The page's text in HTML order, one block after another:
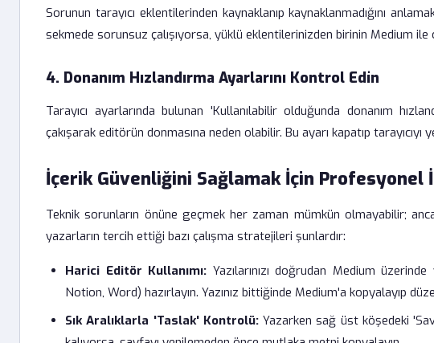
Sorunun tarayıcı eklentilerinden kaynaklanıp kaynaklanmadığını
sekmede sorunsuz çalışıyorsa, yüklü eklentilerinizden birinin Medium ile
4. Donanım Hızlandırma Ayarlarını Kontrol Edin
Tarayıcı ayarlarında bulunan 'Kullanılabilir olduğunda donanım
çakışarak editörün donmasına neden olabilir. Bu ayarı kapatıp tarayıcıyı
İçerik Güvenliğini Sağlamak İçin Profesyonel
Teknik sorunların önüne geçmek her zaman mümkün olmayabilir;
yazarların tercih ettiği bazı çalışma stratejileri şunlardır:
Harici Editör Kullanımı: Yazılarınızı doğrudan Medium
Notion, Word) hazırlayın. Yazınız bittiğinde Medium'a kopyalayıp
Sık Aralıklarla 'Taslak' Kontrolü:Yazarken sağ üst köşedeki